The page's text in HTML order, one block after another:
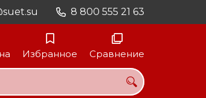
8 800 555 21 63
Избранное Сравнение